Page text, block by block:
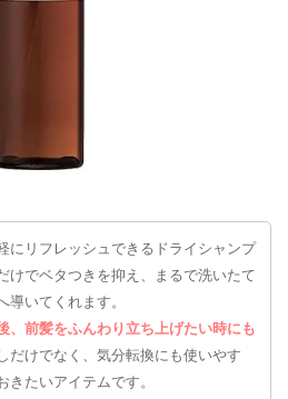
にリフレッシュできるドライシャンプ
けでベタつきを抑え、まるで洗いたて
導いてくれます。
、前髪をふんわり立ち上げたい時にも
だけでなく、気分転換にも使いやす
きたいアイテムです。